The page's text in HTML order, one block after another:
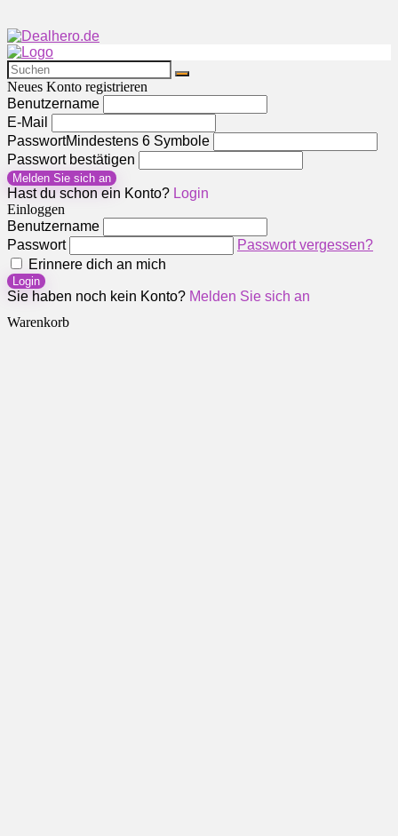
Neues Konto registrieren
Benutzername
E-Mail
PasswortMindestens 6 Symbole
Passwort bestätigen
Melden Sie sich an
Hast du schon ein Konto? Login
Einloggen
Benutzername
Passwort
Passwort vergessen?
Erinnere dich an mich
Login
Sie haben noch kein Konto? Melden Sie sich an
Warenkorb